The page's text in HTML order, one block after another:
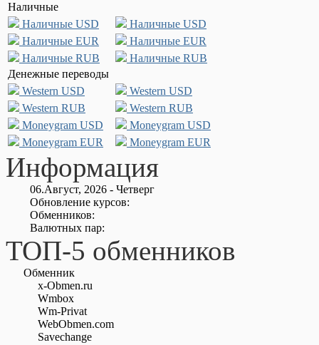
Наличные
Наличные USD
Наличные USD
Наличные EUR
Наличные EUR
Наличные RUB
Наличные RUB
Денежные переводы
Western USD
Western USD
Western RUB
Western RUB
Moneygram USD
Moneygram USD
Moneygram EUR
Moneygram EUR
Информация
06.Август, 2026 - Четверг
Обновление курсов:
Обменников:
Валютных пар:
ТОП-5 обменников
Обменник
x-Obmen.ru
Wmbox
Wm-Privat
WebObmen.com
Savechange